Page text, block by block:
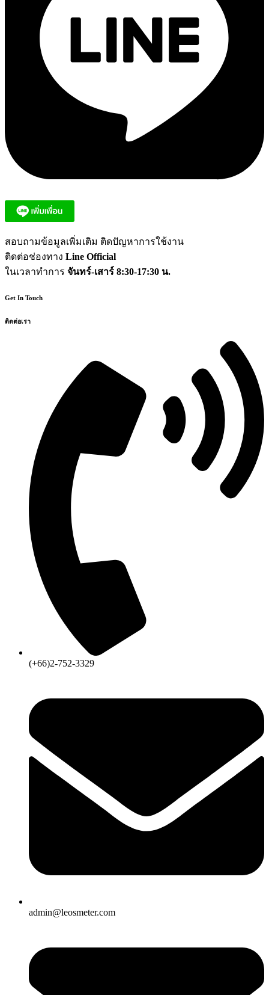
สอบถามข้อมูลเพิ่มเติม ติดปัญหาการใช้งาน
ติดต่อช่องทาง Line Official
ในเวลาทำการ จันทร์-เสาร์ 8:30-17:30 น.
Get In Touch
ติดต่อเรา
(+66)2-752-3329
admin@leosmeter.com